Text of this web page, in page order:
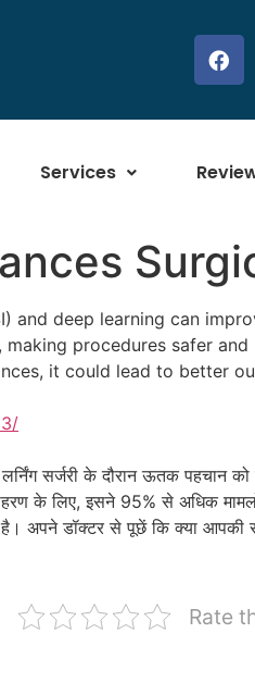
Services
and deep learning can
procedures safer
it could lead to better
सर्जरी के दौरान ऊतक
के लिए, इसने 95% से अधिक
अपने डॉक्टर से पूछें कि क्या आपकी
Rate